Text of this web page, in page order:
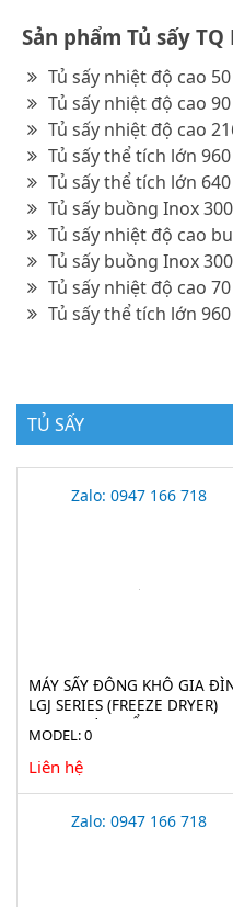
Sản phẩm Tủ sấy
Tủ sấy nhiệt độ cao
Tủ sấy nhiệt độ cao
Tủ sấy nhiệt độ cao
Tủ sấy thể tích lớn
Tủ sấy thể tích lớn
Tủ sấy buồng Inox
Tủ sấy nhiệt độ cao
Tủ sấy buồng Inox
Tủ sấy nhiệt độ cao
Tủ sấy thể tích lớn
TỦ SẤY
Zalo: 0947 166 718
MÁY SẤY ĐÔNG KHÔ GIA
LGJ SERIES (FREEZE DRYER)
CHO THỰC PHẨM
MODEL: 0
Liên hệ
Zalo: 0947 166 718